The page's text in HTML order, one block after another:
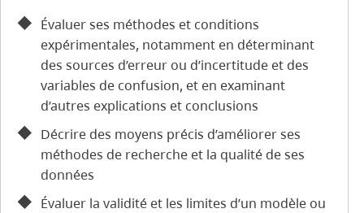
Évaluer ses méthodes et conditions
expérimentales, notamment en déterminant
des sources d’erreur ou d’incertitude et des
variables de confusion, et en examinant
d’autres explications et conclusions
Décrire des moyens précis d’améliorer ses
méthodes de recherche et la qualité de ses
données
Évaluer la validité et les limites d’un modèle ou